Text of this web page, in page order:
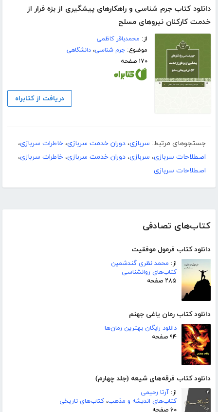
کتاب‌های تصادفی
دانلود کتاب فرمول موفقیت
از: محمد نظری گندشمین
کتاب‌های روانشناسی
۲۸۵ صفحه
دانلود کتاب رمان یاغی جهنم
دانلود رایگان بهترین رمان‌ها
۹۴ صفحه
دانلود کتاب فرقه‌های شیعه (جلد چهارم)
از: آرتا رحیمی
کتاب‌های اندیشه و مذهب، کتاب‌های تاریخی
دانلود کتاب جرم شناسی و راهکارهای پیشگیری از بزه فرار از
خدمت کارکنان نیروهای مسلح
از: محمدباقر کاظمی
موضوع:جرم شناسی،دانشگاهی
۱۷۰ صفحه
دریافت از کتابراه
جستجوهای مرتبط: سربازی، دوران خدمت سربازی، خاطرات سربازی،
اصطلاحات سربازی، سربازی، دوران خدمت سربازی، خاطرات سربازی،
اصطلاحات سربازی